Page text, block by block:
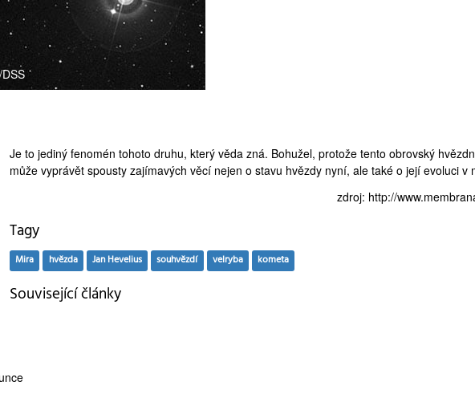
Je to jediný fenomén tohoto druhu, který věda zná. Bohužel, protože tento obrovský
může vyprávět spousty zajímavých věcí nejen o stavu hvězdy nyní, ale také o její evoluci v
zdroj: http://
Tagy
Mira hvězda Jan Hevelius souhvězdí velryba kometa
Související články